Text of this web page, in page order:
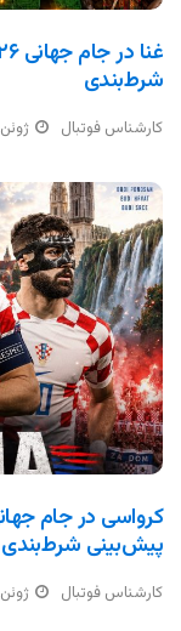
شرط‌بندی
کارشناس فوتبال ژوئن 11, 2026
پیش‌بینی شرط‌بندی
کارشناس فوتبال ژوئن 10, 2026